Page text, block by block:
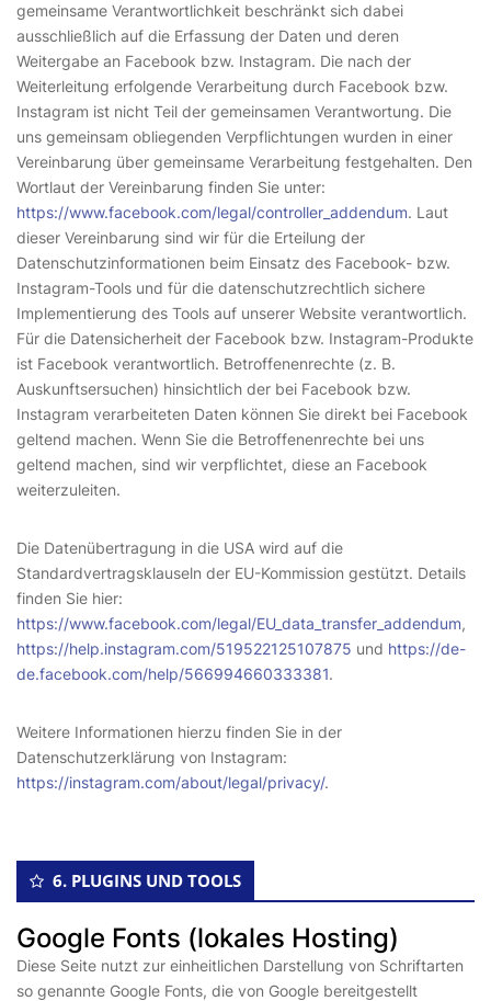
gemeinsame Verantwortlichkeit beschränkt sich dabei
ausschließlich auf die Erfassung der Daten und deren
Weitergabe an Facebook bzw. Instagram. Die nach der
Weiterleitung erfolgende Verarbeitung durch Facebook bzw.
Instagram ist nicht Teil der gemeinsamen Verantwortung. Die
uns gemeinsam obliegenden Verpflichtungen wurden in einer
Vereinbarung über gemeinsame Verarbeitung festgehalten. Den
Wortlaut der Vereinbarung finden Sie unter:
https://www.facebook.com/legal/controller_addendum. Laut
dieser Vereinbarung sind wir für die Erteilung der
Datenschutzinformationen beim Einsatz des Facebook- bzw.
Instagram-Tools und für die datenschutzrechtlich sichere
Implementierung des Tools auf unserer Website verantwortlich.
Für die Datensicherheit der Facebook bzw. Instagram-Produkte
ist Facebook verantwortlich. Betroffenenrechte (z. B.
Auskunftsersuchen) hinsichtlich der bei Facebook bzw.
Instagram verarbeiteten Daten können Sie direkt bei Facebook
geltend machen. Wenn Sie die Betroffenenrechte bei uns
geltend machen, sind wir verpflichtet, diese an Facebook
weiterzuleiten.
Die Datenübertragung in die USA wird auf die
Standardvertragsklauseln der EU-Kommission gestützt. Details
finden Sie hier:
https://www.facebook.com/legal/EU_data_transfer_addendum,
https://help.instagram.com/519522125107875 und https://de-
de.facebook.com/help/566994660333381.
Weitere Informationen hierzu finden Sie in der
Datenschutzerklärung von Instagram:
https://instagram.com/about/legal/privacy/.
6. PLUGINS UND TOOLS
Google Fonts (lokales Hosting)
Diese Seite nutzt zur einheitlichen Darstellung von Schriftarten
so genannte Google Fonts, die von Google bereitgestellt